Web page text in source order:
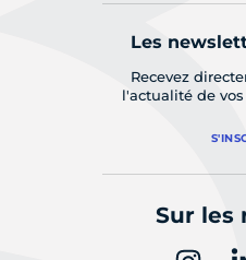
Les
Recevez
l'actualité de
Sur les